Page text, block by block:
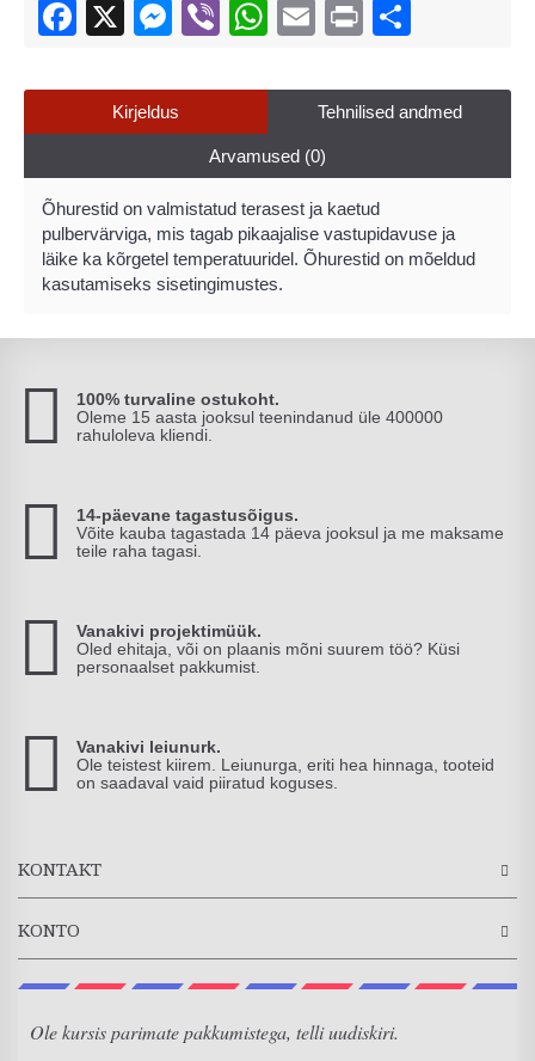
Kirjeldus Tehnilised andmed
Arvamused (0)
Õhurestid on valmistatud terasest ja kaetud
pulbervärviga, mis tagab pikaajalise vastupidavuse ja
läike ka kõrgetel temperatuuridel. Õhurestid on mõeldud
kasutamiseks sisetingimustes.
100% turvaline ostukoht.
Oleme 15 aasta jooksul teenindanud üle 400000
rahuloleva kliendi.
14-päevane tagastusõigus.
Võite kauba tagastada 14 päeva jooksul ja me maksame
teile raha tagasi.
Vanakivi projektimüük.
Oled ehitaja, või on plaanis mõni suurem töö? Küsi
personaalset pakkumist.
Vanakivi leiunurk.
Ole teistest kiirem. Leiunurga, eriti hea hinnaga, tooteid
on saadaval vaid piiratud koguses.
KONTAKT
KONTO
Ole kursis parimate pakkumistega, telli uudiskiri.